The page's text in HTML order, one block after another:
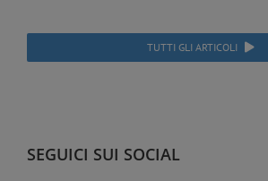
TUTTI GLI ARTICOLI
SEGUICI SUI SOCIAL